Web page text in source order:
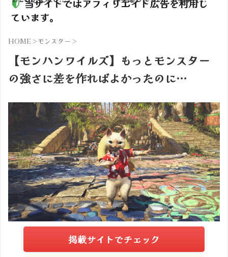
当サイトではアフィリエイト広告を利用し
ています。
HOME >モンスター >
【モンハンワイルズ】もっとモンスター
の強さに差を作ればよかったのに…
掲載サイトでチェック